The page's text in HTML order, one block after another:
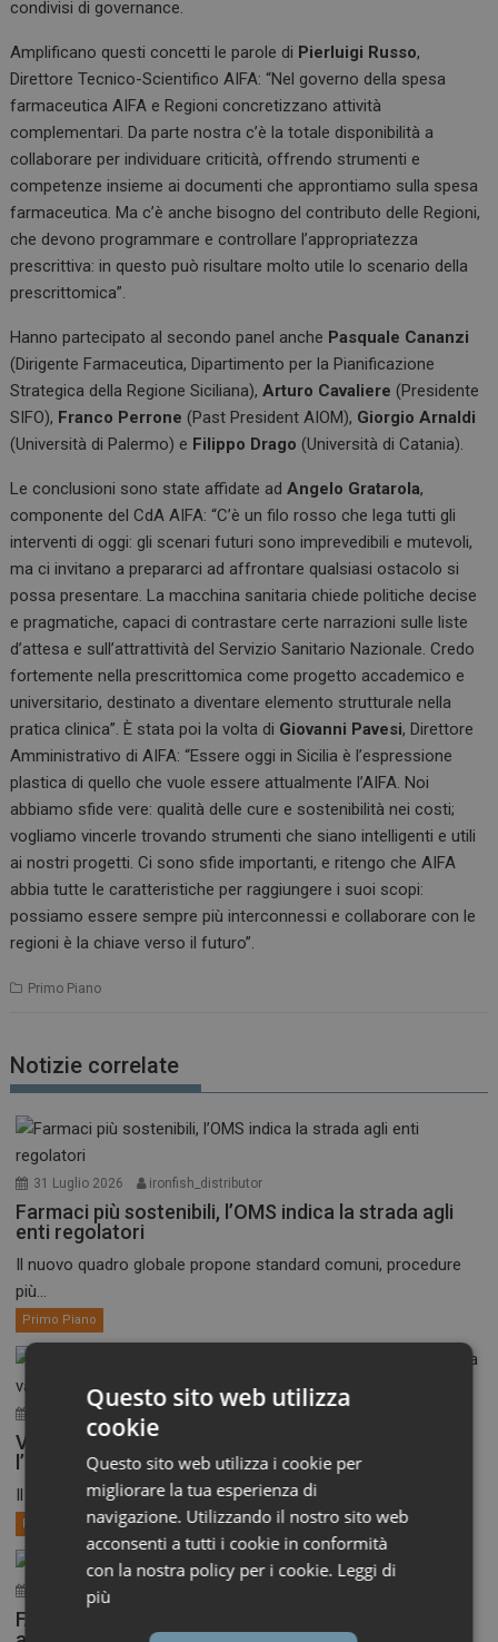
condivisi di governance.
Amplificano questi concetti le parole di Pierluigi Russo,
Direttore Tecnico-Scientifico AIFA: “Nel governo della spesa
farmaceutica AIFA e Regioni concretizzano attività
complementari. Da parte nostra c’è la totale disponibilità a
collaborare per individuare criticità, offrendo strumenti e
competenze insieme ai documenti che approntiamo sulla spesa
farmaceutica. Ma c’è anche bisogno del contributo delle Regioni,
che devono programmare e controllare l’appropriatezza
prescrittiva: in questo può risultare molto utile lo scenario della
prescrittomica”.
Hanno partecipato al secondo panel anche Pasquale Cananzi
(Dirigente Farmaceutica, Dipartimento per la Pianificazione
Strategica della Regione Siciliana),Arturo Cavaliere (Presidente
SIFO), Franco Perrone(Past President AIOM), Giorgio Arnaldi
(Università di Palermo) e Filippo Drago (Università di Catania).
Le conclusioni sono state affidate adAngelo Gratarola,
componente del CdA AIFA: “C’è un filo rosso che lega tutti gli
interventi di oggi: gli scenari futuri sono imprevedibili e mutevoli,
ma ci invitano a prepararci ad affrontare qualsiasi ostacolo si
possa presentare. La macchina sanitaria chiede politiche decise
e pragmatiche, capaci di contrastare certe narrazioni sulle liste
d’attesa e sull’attrattività del Servizio Sanitario Nazionale. Credo
fortemente nella prescrittomica come progetto accademico e
universitario, destinato a diventare elemento strutturale nella
pratica clinica”. È stata poi la volta di Giovanni Pavesi, Direttore
Amministrativo di AIFA: “Essere oggi in Sicilia è l’espressione
plastica di quello che vuole essere attualmente l’AIFA. Noi
abbiamo sfide vere: qualità delle cure e sostenibilità nei costi;
vogliamo vincerle trovando strumenti che siano intelligenti e utili
ai nostri progetti. Ci sono sfide importanti, e ritengo che AIFA
abbia tutte le caratteristiche per raggiungere i suoi scopi:
possiamo essere sempre più interconnessi e collaborare con le
regioni è la chiave verso il futuro”.
Primo Piano
Notizie correlate
31 Luglio 2026 ironfish_distributor
Farmaci più sostenibili, l’OMS indica la strada agli
enti regolatori
Il nuovo quadro globale propone standard comuni, procedure
più...
Primo Piano
30 Luglio 2026
Vaccini anti-Covid, il CHMP raccomanda
l’aggiornamento alla variante XFG
Il Comitato per i medicinali per uso umano dell’EMA,...
Primo Piano
30 Luglio 2026
FAST-EU, AIFA aggiorna l’elenco dei Comitati etici
Questo sito web utilizza
cookie
Questo sito web utilizza i cookie per
migliorare la tua esperienza di
navigazione. Utilizzando il nostro sito web
acconsenti a tutti i cookie in conformità
con la nostra policy per i cookie. Leggi di
più